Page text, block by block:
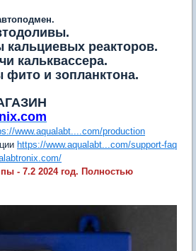
реакторов.
кальквассера.
и зопланктона.
www.aqualabt....com/production
https://www.aqualabt...com/support-faq
- 7.2 2024 год. Полностью